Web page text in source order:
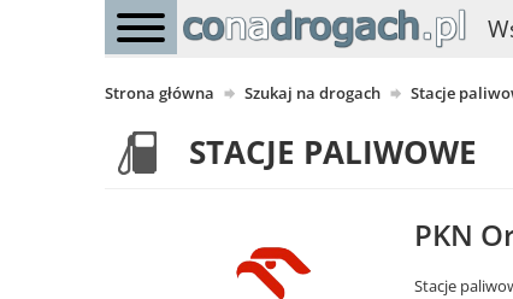
Strona główna Szukaj na drogach Stacje
STACJE PALIWOWE
PKN
Stacje